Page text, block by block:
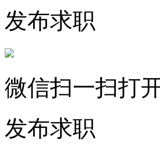
发布求职
微信扫一扫打
发布求职